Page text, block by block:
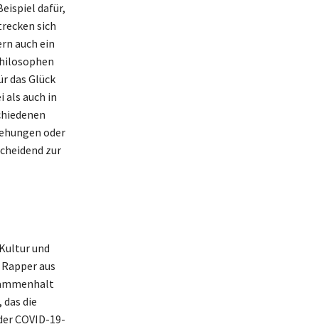
dafür,
sich
auch ein
das Glück
als auch in
oder
zur
und
aus
die
COVID-19-